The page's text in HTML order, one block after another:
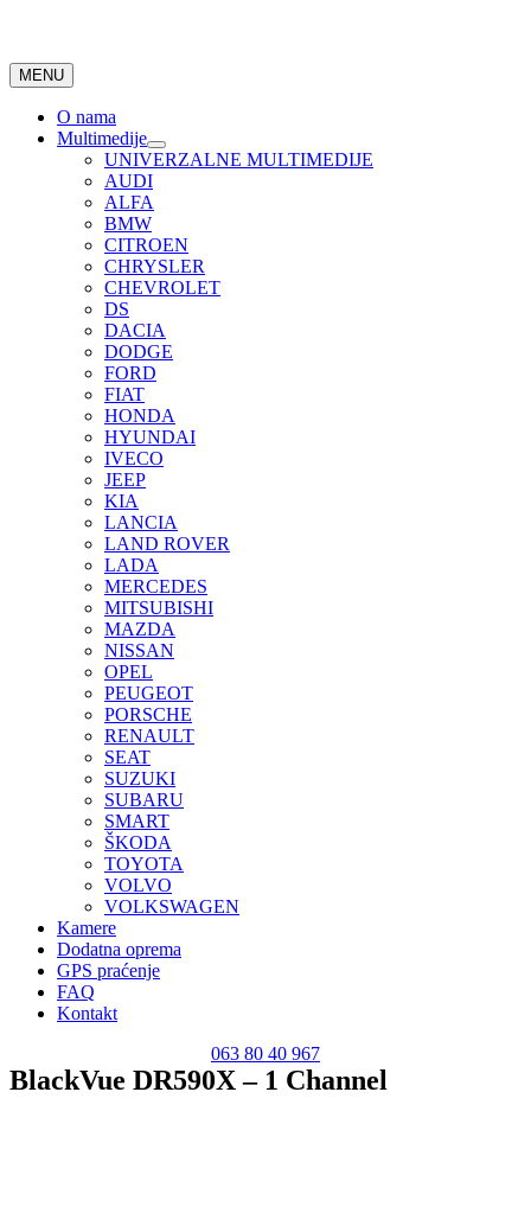
MENU
O nama
Multimedije
UNIVERZALNE MULTIMEDIJE
AUDI
ALFA
BMW
CITROEN
CHRYSLER
CHEVROLET
DS
DACIA
DODGE
FORD
FIAT
HONDA
HYUNDAI
IVECO
JEEP
KIA
LANCIA
LAND ROVER
LADA
MERCEDES
MITSUBISHI
MAZDA
NISSAN
OPEL
PEUGEOT
PORSCHE
RENAULT
SEAT
SUZUKI
SUBARU
SMART
ŠKODA
TOYOTA
VOLVO
VOLKSWAGEN
Kamere
Dodatna oprema
GPS praćenje
FAQ
Kontakt
063 80 40 967
BlackVue DR590X – 1 Channel